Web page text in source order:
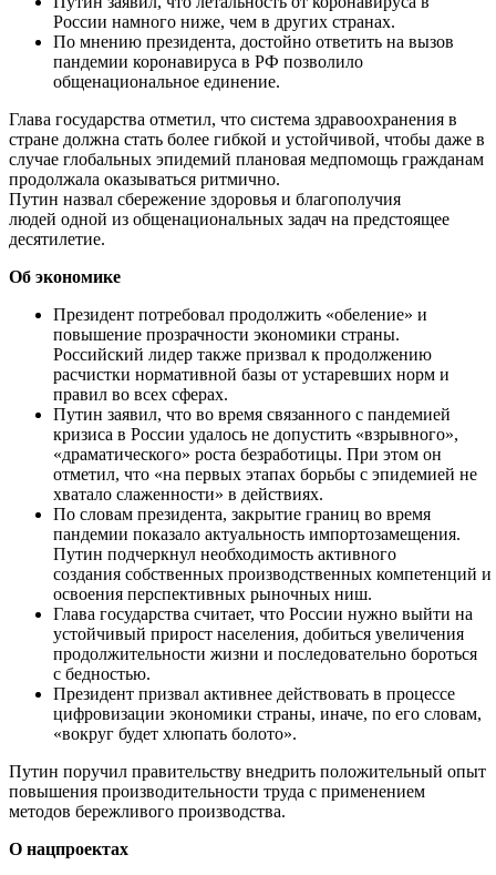
России намного ниже, чем в других странах.
По мнению президента, достойно ответить на вызов
пандемии коронавируса в РФ позволило
общенациональное единение.
Глава государства отметил, что система здравоохранения в
стране должна стать более гибкой и устойчивой, чтобы даже в
случае глобальных эпидемий плановая медпомощь гражданам
продолжала оказываться ритмично.
Путин назвал сбережение здоровья и благополучия
людей одной из общенациональных задач на предстоящее
десятилетие.
Об экономике
Президент потребовал продолжить «обеление» и
повышение прозрачности экономики страны.
Российский лидер также призвал к продолжению
расчистки нормативной базы от устаревших норм и
правил во всех сферах.
Путин заявил, что во время связанного с пандемией
кризиса в России удалось не допустить «взрывного»,
«драматического» роста безработицы. При этом он
отметил, что «на первых этапах борьбы с эпидемией не
хватало слаженности» в действиях.
По словам президента, закрытие границ во время
пандемии показало актуальность импортозамещения.
Путин подчеркнул необходимость активного
создания собственных производственных компетенций и
освоения перспективных рыночных ниш.
Глава государства считает, что России нужно выйти на
устойчивый прирост населения, добиться увеличения
продолжительности жизни и последовательно бороться
с бедностью.
Президент призвал активнее действовать в процессе
цифровизации экономики страны, иначе, по его словам,
«вокруг будет хлюпать болото».
Путин поручил правительству внедрить положительный опыт
повышения производительности труда с применением
методов бережливого производства.
О нацпроектах